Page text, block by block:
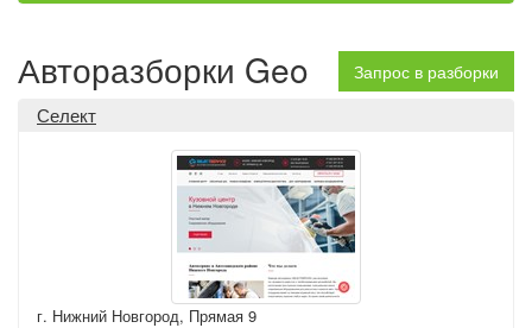
Запрос в разборки
Авторазборки Geo
Селект
г. Нижний Новгород, Прямая 9